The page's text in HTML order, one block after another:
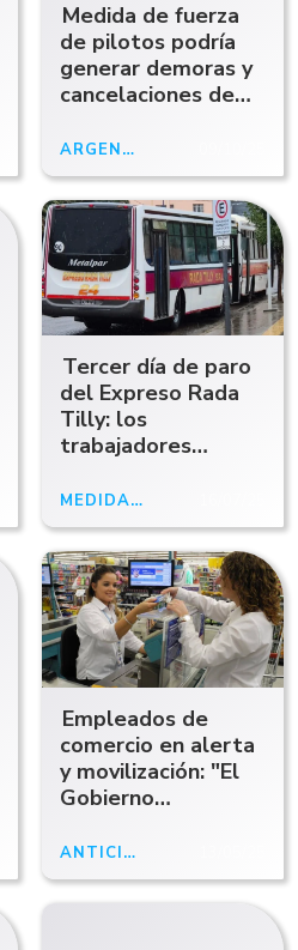
Medida de fuerza
de pilotos podría
generar demoras y
cancelaciones de
ARGENTINA
Tercer día de paro
del Expreso Rada
Tilly: los
trabajadores
aguinaldo pero no
el sueldo
MEDIDA DE FUERZA
Empleados de
comercio en alerta
y movilización: "El
Gobierno
de acompañar"
ANTICIPOABCRADIO